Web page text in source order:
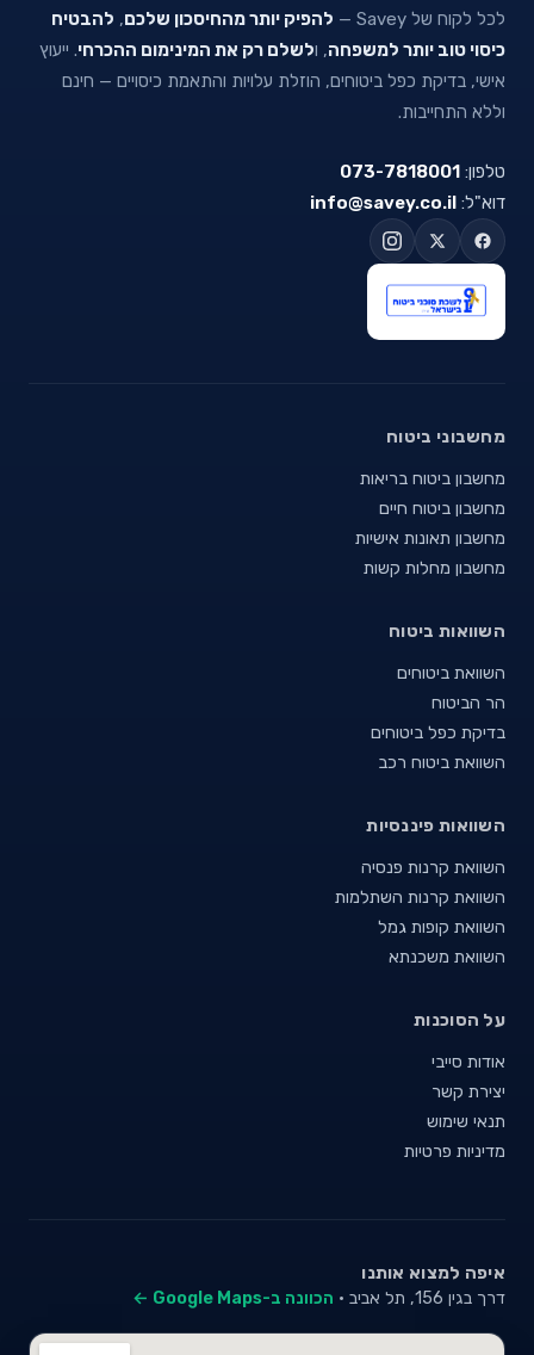
לכל לקוח של Savey —
להפיק יותר מהחיסכון שלכם, להבטיח
כיסוי טוב יותר למשפחה, ולשלם רק את המינימום ההכרחי. ייעוץ
אישי, בדיקת כפל ביטוחים, הוזלת עלויות והתאמת כיסויים — חינם
וללא התחייבות.
טלפון: 073-7818001
דוא"ל: info@savey.co.il
מחשבוני ביטוח
מחשבון ביטוח בריאות
מחשבון ביטוח חיים
מחשבון תאונות אישיות
מחשבון מחלות קשות
השוואות ביטוח
השוואת ביטוחים
הר הביטוח
בדיקת כפל ביטוחים
השוואת ביטוח רכב
השוואות פיננסיות
השוואת קרנות פנסיה
השוואת קרנות השתלמות
השוואת קופות גמל
השוואת משכנתא
על הסוכנות
אודות סייבי
יצירת קשר
תנאי שימוש
מדיניות פרטיות
איפה למצוא אותנו
דרך בגין 156, תל אביב · הכוונה ב-Google Maps ←